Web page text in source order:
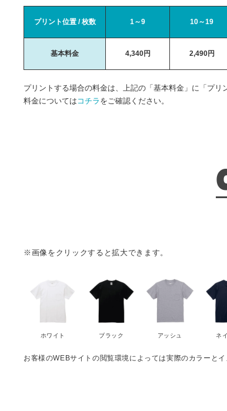
プリント位置 / 枚数 1～9 10～19
基本料金 4,340円 2,490円
プリントする場合の料金は、上記の「基本料金」に「プリ
料金については コチラ をご確認ください。
※画像をクリックすると拡大できます。
ホワイト ブラック アッシュ ネ
お客様のWEBサイトの閲覧環境によっては実際のカラーと